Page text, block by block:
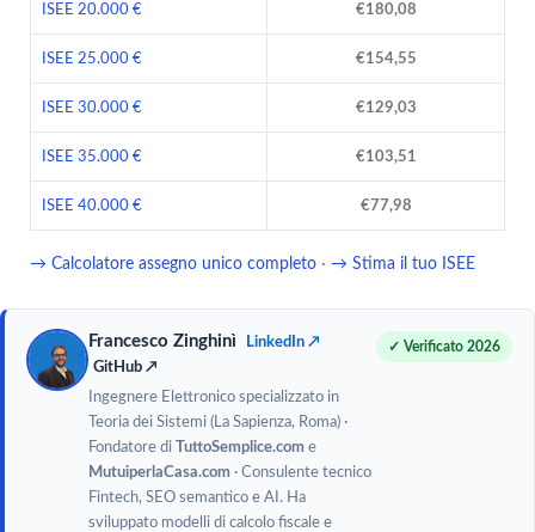
ISEE 20.000 € €180,08
ISEE 25.000 € €154,55
ISEE 30.000 € €129,03
ISEE 35.000 € €103,51
ISEE 40.000 € €77,98
→ Calcolatore assegno unico completo · → Stima il tuo ISEE
Francesco Zinghinì
LinkedIn ↗
GitHub ↗
Ingegnere Elettronico specializzato in
Teoria dei Sistemi (La Sapienza, Roma) ·
Fondatore di TuttoSemplice.com e
MutuiperlaCasa.com · Consulente tecnico
Fintech, SEO semantico e AI. Ha
sviluppato modelli di calcolo fiscale e
✓ Verificato 2026